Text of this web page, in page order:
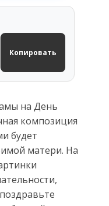
Копировать
на День
композиция
будет
матери. На